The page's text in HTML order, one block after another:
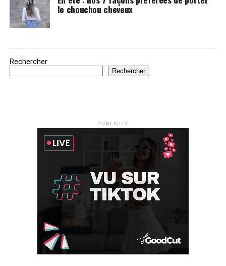
le chouchou cheveux
Rechercher
Rechercher
PUBLICITÉ